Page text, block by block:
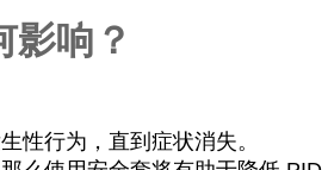
影响？
性行为，直到症状消失。